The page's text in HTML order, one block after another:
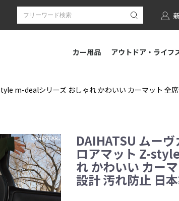
カー用品 アウトドア・ライフ
m-dealシリーズ おしゃれ かわいい カーマット 全
DAIHATSU ムー
ロアマット Z-
れ かわいい カー
設計 汚れ防止 日